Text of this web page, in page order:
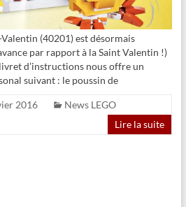
(40201) est désormais
par rapport à la Saint Valentin !)
d’instructions nous offre un
suivant : le poussin de
2016
News LEGO
Lire la suite